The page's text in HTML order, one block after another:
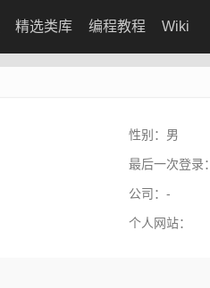
精选类库 编程教程 Wiki
性别： 男
最后一次登录：
公司： -
个人网站：